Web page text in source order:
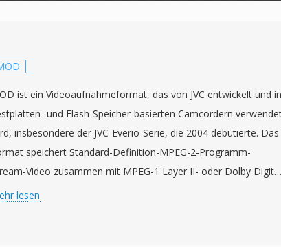
ist ein Videoaufnahmeformat, das von JVC entwickelt und in
und Flash-Speicher-basierten Camcordern
insbesondere der JVC-Everio-Serie, die 2004 debütierte. Das
speichert Standard-Definition-MPEG-2-Programm-
Video zusammen mit MPEG-1 Layer II- oder Dolby Digital-
und erzeugt Dateien, die strukturell den VOB-Dateien auf
lesen